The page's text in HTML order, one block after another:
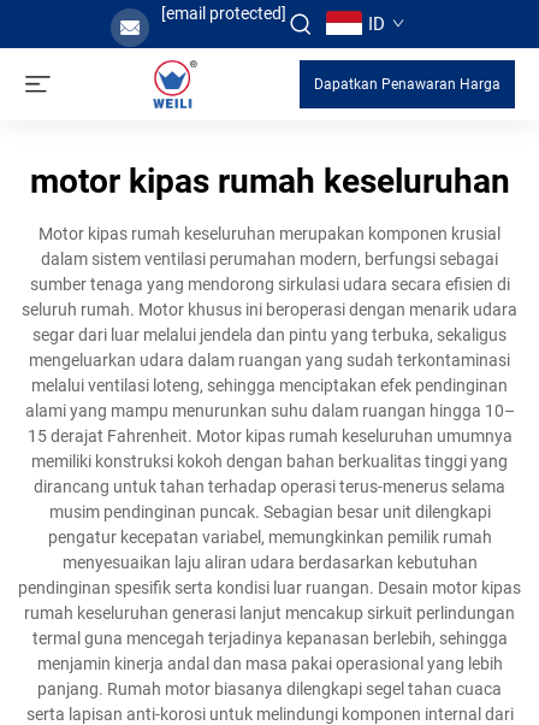
[email protected] ID
Dapatkan Penawaran Harga
motor kipas rumah keseluruhan
Motor kipas rumah keseluruhan merupakan komponen krusial
dalam sistem ventilasi perumahan modern, berfungsi sebagai
sumber tenaga yang mendorong sirkulasi udara secara efisien di
seluruh rumah. Motor khusus ini beroperasi dengan menarik udara
segar dari luar melalui jendela dan pintu yang terbuka, sekaligus
mengeluarkan udara dalam ruangan yang sudah terkontaminasi
melalui ventilasi loteng, sehingga menciptakan efek pendinginan
alami yang mampu menurunkan suhu dalam ruangan hingga 10–
15 derajat Fahrenheit. Motor kipas rumah keseluruhan umumnya
memiliki konstruksi kokoh dengan bahan berkualitas tinggi yang
dirancang untuk tahan terhadap operasi terus-menerus selama
musim pendinginan puncak. Sebagian besar unit dilengkapi
pengatur kecepatan variabel, memungkinkan pemilik rumah
menyesuaikan laju aliran udara berdasarkan kebutuhan
pendinginan spesifik serta kondisi luar ruangan. Desain motor kipas
rumah keseluruhan generasi lanjut mencakup sirkuit perlindungan
termal guna mencegah terjadinya kepanasan berlebih, sehingga
menjamin kinerja andal dan masa pakai operasional yang lebih
panjang. Rumah motor biasanya dilengkapi segel tahan cuaca
serta lapisan anti-korosi untuk melindungi komponen internal dari